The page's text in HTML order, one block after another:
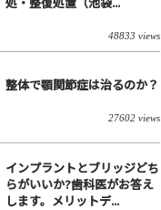
48833 views
整体で顎関節症は治るのか？
27602 views
インプラントとブリッジどち
らがいいか?歯科医がお答え
します。メリットデ...